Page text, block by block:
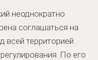
неоднократно
соглашаться на
всей территорией
По его